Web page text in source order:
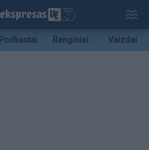
Podkastai Renginiai Vaizdai